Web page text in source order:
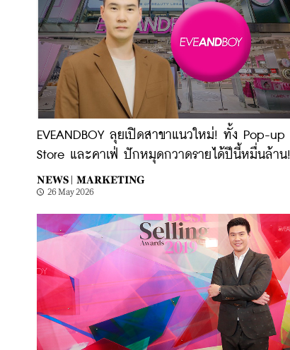
EVEANDBOY ลุยเปิดสาขาแนวใหม่! ทั้ง Pop-up
Store และคาเฟ่ ปักหมุดกวาดรายได้ปีนี้หมื่นล้าน!
NEWS | MARKETING
26 May 2026